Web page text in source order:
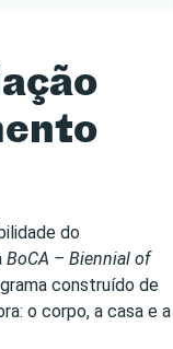
do
BoCA – Biennial of
construído de
o corpo, a casa e a